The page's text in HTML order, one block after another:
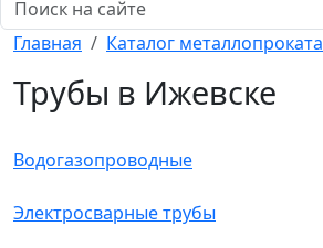
Главная Каталог металлопроката
Трубы в Ижевске
Водогазопроводные
Электросварные трубы